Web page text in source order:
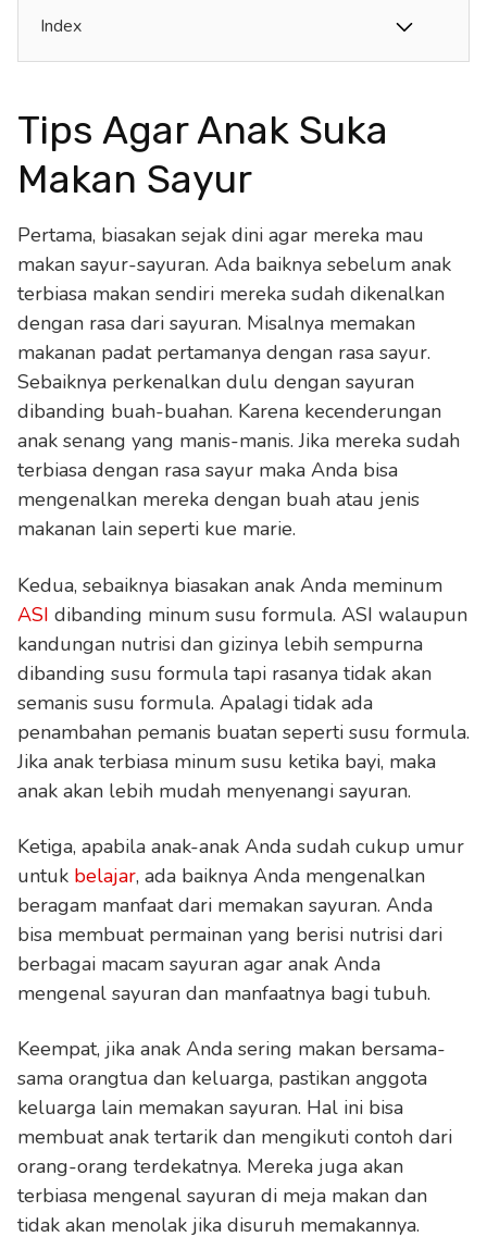
Index
Tips Agar Anak Suka
Makan Sayur
Pertama, biasakan sejak dini agar mereka mau
makan sayur-sayuran. Ada baiknya sebelum anak
terbiasa makan sendiri mereka sudah dikenalkan
dengan rasa dari sayuran. Misalnya memakan
makanan padat pertamanya dengan rasa sayur.
Sebaiknya perkenalkan dulu dengan sayuran
dibanding buah-buahan. Karena kecenderungan
anak senang yang manis-manis. Jika mereka sudah
terbiasa dengan rasa sayur maka Anda bisa
mengenalkan mereka dengan buah atau jenis
makanan lain seperti kue marie.
Kedua, sebaiknya biasakan anak Anda meminum
ASI dibanding minum susu formula. ASI walaupun
kandungan nutrisi dan gizinya lebih sempurna
dibanding susu formula tapi rasanya tidak akan
semanis susu formula. Apalagi tidak ada
penambahan pemanis buatan seperti susu formula.
Jika anak terbiasa minum susu ketika bayi, maka
anak akan lebih mudah menyenangi sayuran.
Ketiga, apabila anak-anak Anda sudah cukup umur
untuk belajar, ada baiknya Anda mengenalkan
beragam manfaat dari memakan sayuran. Anda
bisa membuat permainan yang berisi nutrisi dari
berbagai macam sayuran agar anak Anda
mengenal sayuran dan manfaatnya bagi tubuh.
Keempat, jika anak Anda sering makan bersama-
sama orangtua dan keluarga, pastikan anggota
keluarga lain memakan sayuran. Hal ini bisa
membuat anak tertarik dan mengikuti contoh dari
orang-orang terdekatnya. Mereka juga akan
terbiasa mengenal sayuran di meja makan dan
tidak akan menolak jika disuruh memakannya.